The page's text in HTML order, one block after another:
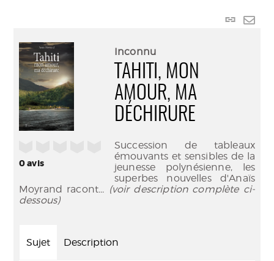
Lien
0avis
Inconnu
TAHITI, MON
AMOUR, MA
DÉCHIRURE
Succession de tableaux
émouvants et sensibles de la
jeunesse polynésienne, les
superbes nouvelles d'Anaïs
Moyrand racont... (voir description complète ci-
dessous)
Sujet Description